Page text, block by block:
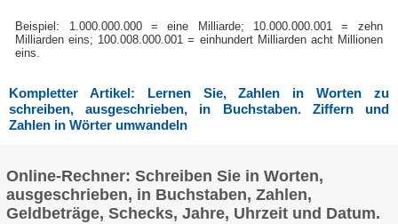
Beispiel: 1.000.000.000 = eine Milliarde; 10.000.000.001 = zehn
Milliarden eins; 100.008.000.001 = einhundert Milliarden acht Millionen
eins.
Kompletter Artikel: Lernen Sie, Zahlen in Worten zu
schreiben, ausgeschrieben, in Buchstaben. Ziffern und
Zahlen in Wörter umwandeln
Online-Rechner: Schreiben Sie in Worten,
ausgeschrieben, in Buchstaben, Zahlen,
Geldbeträge, Schecks, Jahre, Uhrzeit und Datum.